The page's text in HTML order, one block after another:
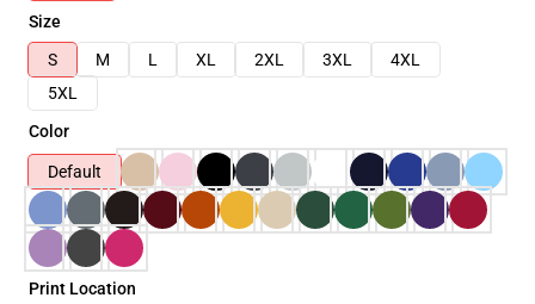
Size
S
M L XL 2XL 3XL
4XL
5XL
Color
Default
Print Location